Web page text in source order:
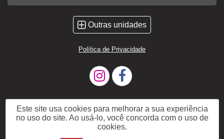
Outras unidades
Política de Privacidade
Este site usa cookies para melhorar a sua experiência
no uso do site. Ao usá-lo, você concorda com o uso de
cookies.